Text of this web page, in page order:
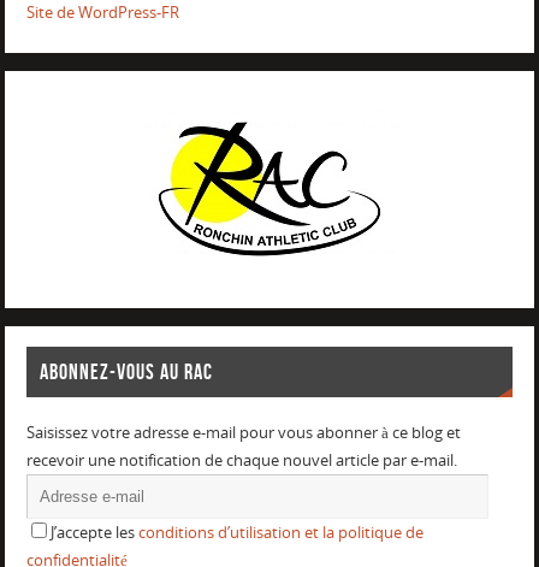
Site de WordPress-FR
ABONNEZ-VOUS AU RAC
Saisissez votre adresse e-mail pour vous abonner à ce blog et
recevoir une notification de chaque nouvel article par e-mail.
J’accepte lesconditions d’utilisation et la politique de
confidentialité